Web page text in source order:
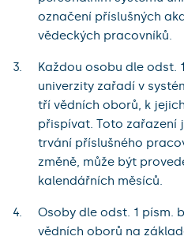
označení příslušných
vědeckých pracovníků.
Každou osobu dle odst.
univerzity zařadí v
tří vědních oborů, k
přispívat. Toto zařazení
trvání příslušného
změně, může být
kalendářních měsíců.
Osoby dle odst. 1 písm.
vědních oborů na